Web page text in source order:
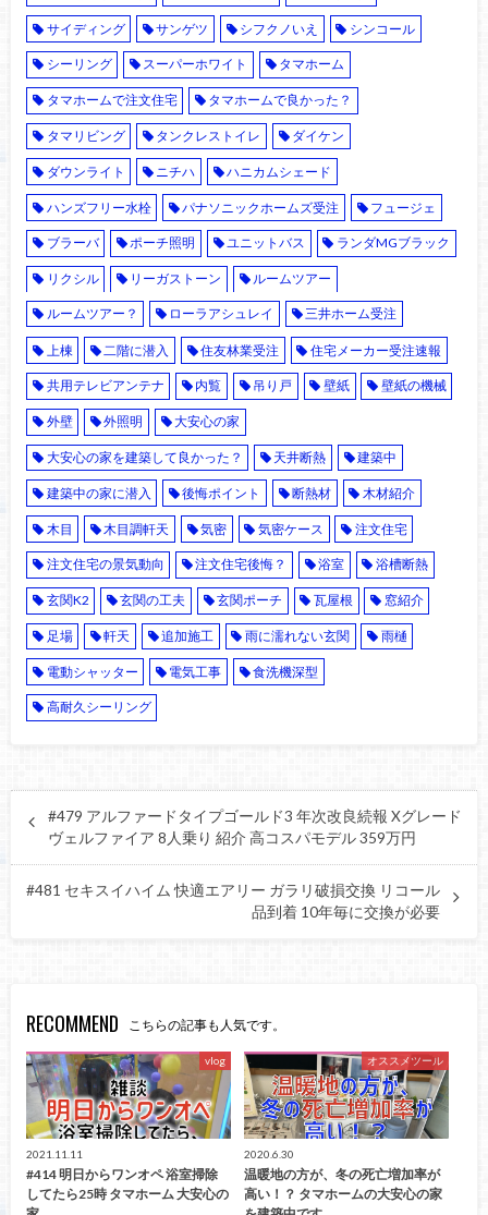
サイディング サンゲツ シフクノいえ シンコール
シーリング スーパーホワイト タマホーム
タマホームで注文住宅 タマホームで良かった？
タマリビング タンクレストイレ ダイケン
ダウンライト ニチハ ハニカムシェード
ハンズフリー水栓 パナソニックホームズ受注 フュージェ
ブラーバ ポーチ照明 ユニットバス ランダMGブラック
リクシル リーガストーン ルームツアー
ルームツアー？ ローラアシュレイ 三井ホーム受注
上棟 二階に潜入 住友林業受注 住宅メーカー受注速報
共用テレビアンテナ 内覧 吊り戸 壁紙 壁紙の機械
外壁 外照明 大安心の家
大安心の家を建築して良かった？ 天井断熱 建築中
建築中の家に潜入 後悔ポイント 断熱材 木材紹介
木目 木目調軒天 気密 気密ケース 注文住宅
注文住宅の景気動向 注文住宅後悔？ 浴室 浴槽断熱
玄関K2 玄関の工夫 玄関ポーチ 瓦屋根 窓紹介
足場 軒天 追加施工 雨に濡れない玄関 雨樋
電動シャッター 電気工事 食洗機深型
高耐久シーリング
#479 アルファードタイプゴールド3 年次改良続報 Xグレード
ヴェルファイア 8人乗り 紹介 高コスパモデル 359万円
#481 セキスイハイム 快適エアリー ガラリ破損交換 リコール
品到着 10年毎に交換が必要
RECOMMEND こちらの記事も人気です。
vlog
2021.11.11
#414 明日からワンオペ 浴室掃除
してたら25時 タマホーム 大安心の
オススメツール
2020.6.30
温暖地の方が、冬の死亡増加率が
高い！？ タマホームの大安心の家